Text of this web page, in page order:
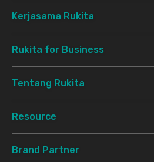
Kerjasama Rukita
Rukita for Business
Tentang Rukita
Resource
Brand Partner